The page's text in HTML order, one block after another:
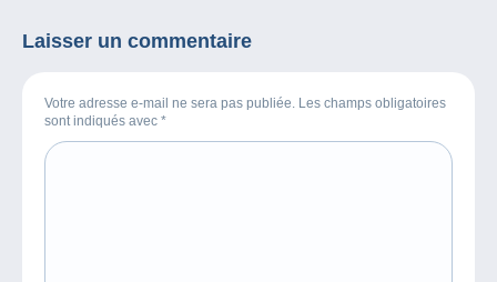
Laisser un commentaire
Votre adresse e-mail ne sera pas publiée. Les champs obligatoires
sont indiqués avec *